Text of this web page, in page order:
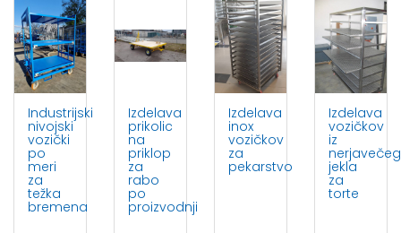
Industrijski
nivojski
vozički
po
meri
za
težka
bremena
Izdelava
prikolic
na
priklop
za
rabo
po
proizvodnji
Izdelava
inox
vozičkov
za
pekarstvo
Izdelava
vozičkov
iz
jekla
za
torte